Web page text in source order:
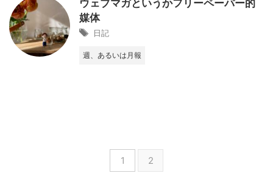
ウェブマガというかフリーペーパー的
媒体
日記
週、あるいは月報
1 2